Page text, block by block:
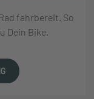
fahrbereit. So
Dein Bike.